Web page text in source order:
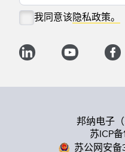
我同意该隐私政策。
邦纳电子
苏ICP
苏公网安